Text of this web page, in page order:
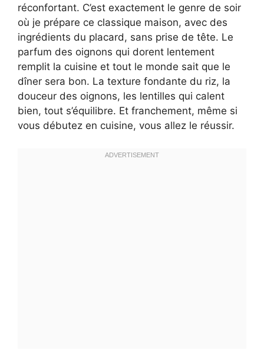
réconfortant. C’est exactement le genre de soir
où je prépare ce classique maison, avec des
ingrédients du placard, sans prise de tête. Le
parfum des oignons qui dorent lentement
remplit la cuisine et tout le monde sait que le
dîner sera bon. La texture fondante du riz, la
douceur des oignons, les lentilles qui calent
bien, tout s’équilibre. Et franchement, même si
vous débutez en cuisine, vous allez le réussir.